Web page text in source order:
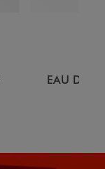
EAU DE